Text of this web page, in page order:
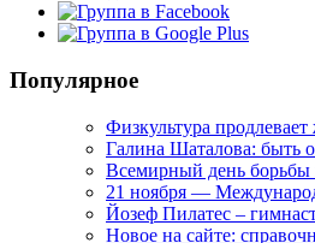
Популярное
Физкультура продлевает
Галина Шаталова: быть
Всемирный день борьбы
21 ноября —
Йозеф Пилатес –
Новое на сайте: